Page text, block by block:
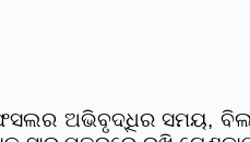
ଫସଲର ଅଭିବୃଦ୍ଧିର ସମୟ,